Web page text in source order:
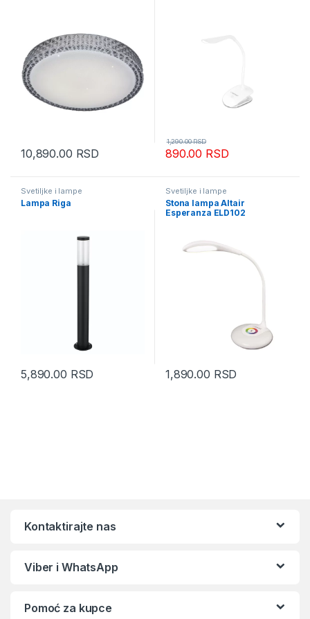
10,890.00 RSD 890.00 RSD
1,290.00RSD
Svetiljke i lampe
Lampa Riga
5,890.00 RSD
Svetiljke i lampe
Stona lampa Altair
Esperanza ELD102
1,890.00 RSD
Kontaktirajte nas
Viber i WhatsApp
Pomoć za kupce